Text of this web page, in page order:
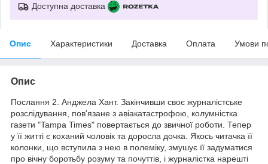
Доступна доставка
Опис Характеристики Доставка Оплата Умови
Опис
Послання 2. Анджела Хант. Закінчивши своє журналістське
розслідування, пов'язане з авіакатастрофою, колумністка
газети "Tampa Times" повертається до звичної роботи. Тепер
у її житті є коханий чоловік та доросла дочка. Якось читачка її
колонки, що вступила з нею в полеміку, змушує її задуматися
про вічну боротьбу розуму та почуттів, і журналістка нарешті